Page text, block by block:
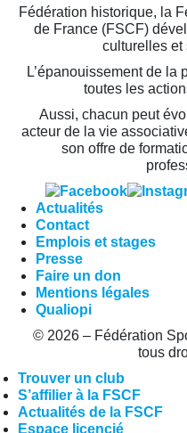
Fédération historique, la
de France (FSCF)
culturelles et
L’épanouissement de la
toutes les
Aussi, chacun peut
acteur de la vie
son offre de
Actualités
Contact
Emplois et stages
Presse
Faire un don
Mentions légales
Qualiopi
© 2026 – Fédération
tous
Trouver un club
S’affilier à la FSCF
Actualités de la FSCF
Espace licencié